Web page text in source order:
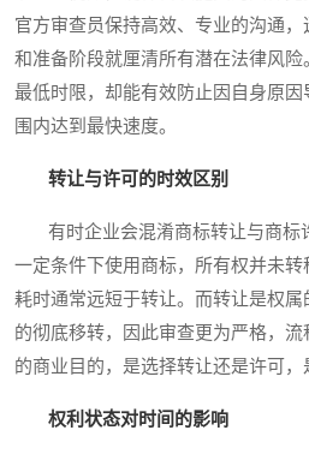
官方审查员保持高效、专业的沟通，
和准备阶段就厘清所有潜在法律风
最低时限，却能有效防止因自身原
围内达到最快速度。
转让与许可的时效区别
有时企业会混淆商标转让与商标
一定条件下使用商标，所有权并未转
耗时通常远短于转让。而转让是权
的彻底移转，因此审查更为严格，
的商业目的，是选择转让还是许可，
权利状态对时间的影响